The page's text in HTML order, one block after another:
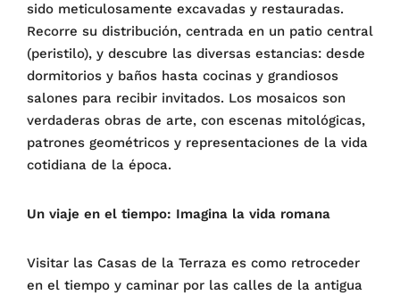
sido meticulosamente excavadas y restauradas.
Recorre su distribución, centrada en un patio central
(peristilo), y descubre las diversas estancias: desde
dormitorios y baños hasta cocinas y grandiosos
salones para recibir invitados. Los mosaicos son
verdaderas obras de arte, con escenas mitológicas,
patrones geométricos y representaciones de la vida
cotidiana de la época.
Un viaje en el tiempo: Imagina la vida romana
Visitar las Casas de la Terraza es como retroceder
en el tiempo y caminar por las calles de la antigua